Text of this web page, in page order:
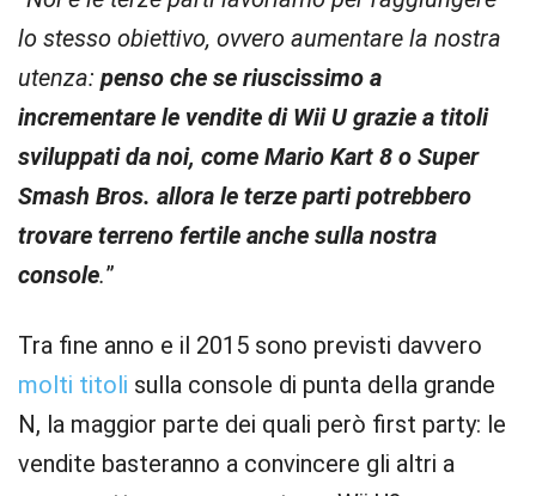
lo stesso obiettivo, ovvero aumentare la nostra
utenza: penso che se riuscissimo a
incrementare le vendite di Wii U grazie a titoli
sviluppati da noi, come Mario Kart 8 o Super
Smash Bros. allora le terze parti potrebbero
trovare terreno fertile anche sulla nostra
console.”
Tra fine anno e il 2015 sono previsti davvero
molti titoli sulla console di punta della grande
N, la maggior parte dei quali però first party: le
vendite basteranno a convincere gli altri a